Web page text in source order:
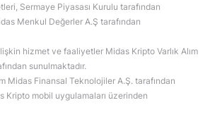
Sermaye Piyasası Kurulu tarafından
Menkul Değerler A.Ş tarafından
hizmet ve faaliyetler Midas Kripto Varlık Alım
sunulmaktadır.
Midas Finansal Teknolojiler A.Ş. tarafından
Kripto mobil uygulamaları üzerinden